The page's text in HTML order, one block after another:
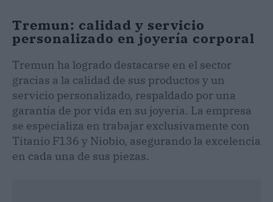
Tremun: calidad y servicio
personalizado en joyería corporal
Tremun ha logrado destacarse en el sector
gracias a la calidad de sus productos y un
servicio personalizado, respaldado por una
garantía de por vida en su joyería. La empresa
se especializa en trabajar exclusivamente con
Titanio F136 y Niobio, asegurando la excelencia
en cada una de sus piezas.